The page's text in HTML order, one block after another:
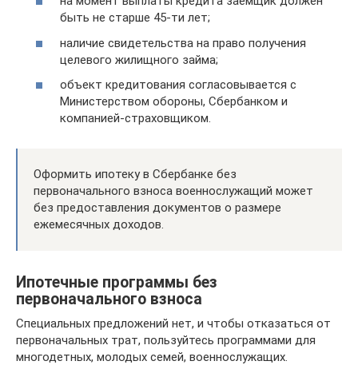
быть не старше 45-ти лет;
наличие свидетельства на право получения
целевого жилищного займа;
объект кредитования согласовывается с
Министерством обороны, Сбербанком и
компанией-страховщиком.
Оформить ипотеку в Сбербанке без
первоначального взноса военнослужащий может
без предоставления документов о размере
ежемесячных доходов.
Ипотечные программы без
первоначального взноса
Специальных предложений нет, и чтобы отказаться от
первоначальных трат, пользуйтесь программами для
многодетных, молодых семей, военнослужащих.